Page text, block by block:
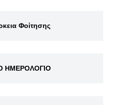
Φοίτησης
ΗΜΕΡΟΛΟΓΙΟ